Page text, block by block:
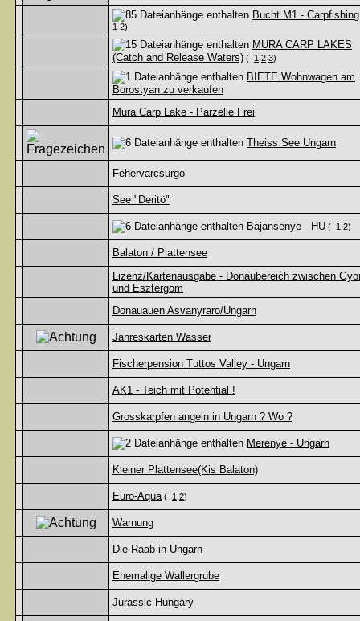
Bucht M1 - Carpfishing
1 2)
MURA CARP LAKES
(Catch and Release Waters) ( 1 2 3)
BIETE Wohnwagen am
Borostyan zu verkaufen
Mura Carp Lake - Parzelle Frei
Theiss See Ungarn
Fehervarcsurgo
See "Deritö"
Bajansenye - HU ( 1 2)
Balaton / Plattensee
Lizenz/Kartenausgabe - Donaubereich zwischen
und Esztergom
Donauauen Asvanyraro/Ungarn
Jahreskarten Wasser
Fischerpension Tuttos Valley - Ungarn
AK1 - Teich mit Potential !
Grosskarpfen angeln in Ungarn ? Wo ?
Merenye - Ungarn
Kleiner Plattensee(Kis Balaton)
Euro-Aqua ( 1 2)
Warnung
Die Raab in Ungarn
Ehemalige Wallergrube
Jurassic Hungary